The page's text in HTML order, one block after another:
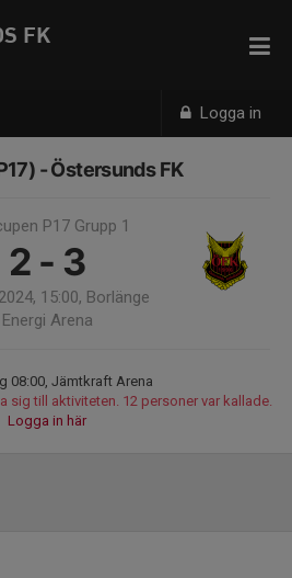
Logga in
FK
- Östersunds FK
P17 Grupp 1
2 - 3
15:00, Borlänge
Energi Arena
08:00, Jämtkraft Arena
sig till aktiviteten. 12 personer var kallade.
Logga in här